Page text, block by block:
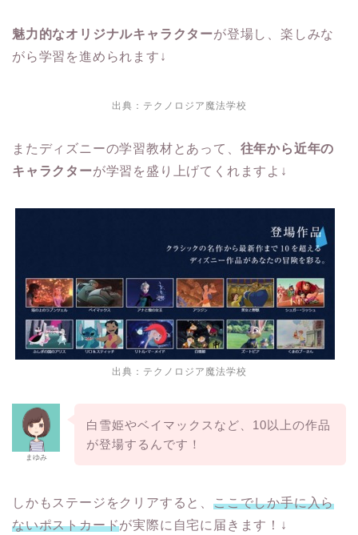
魅力的なオリジナルキャラクターが登場し、楽しみな
がら学習を進められます↓
出典： テクノロジア魔法学校
またディズニーの学習教材とあって、 往年から近年の
キャラクターが学習を盛り上げてくれますよ↓
出典： テクノロジア魔法学校
まゆみ
白雪姫やベイマックスなど、10以上の作品
が登場するんです！
しかもステージをクリアすると、ここでしか手に入ら
ないポストカードが実際に自宅に届きます！↓